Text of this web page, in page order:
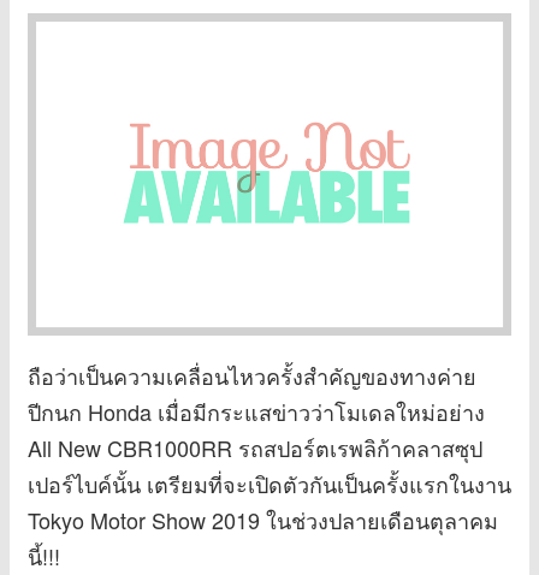
ถือว่าเป็นความเคลื่อนไหวครั้งสำคัญของทางค่าย
ปีกนก Honda เมื่อมีกระแสข่าวว่าโมเดลใหม่อย่าง
All New CBR1000RR รถสปอร์ตเรพลิก้าคลาสซุป
เปอร์ไบค์นั้น เตรียมที่จะเปิดตัวกันเป็นครั้งแรกในงาน
Tokyo Motor Show 2019 ในช่วงปลายเดือนตุลาคม
นี้!!!